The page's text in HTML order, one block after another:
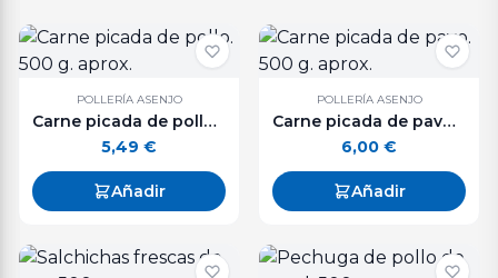
POLLERÍA ASENJO
Carne picada de pollo. 500 g. aprox.
5,49 €
Añadir
POLLERÍA ASENJO
Carne picada de pavo. 500 g. aprox.
6,00 €
Añadir